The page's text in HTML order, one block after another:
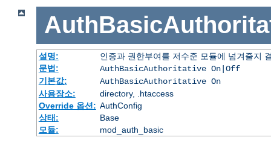
설명:
인증과 권한부여를 저수준 모듈에 넘겨줄지
문법:
AuthBasicAuthoritative On|Off
기본값:
AuthBasicAuthoritative On
사용장소:
directory, .htaccess
Override 옵션: AuthConfig
상태:
Base
모듈:
mod_auth_basic